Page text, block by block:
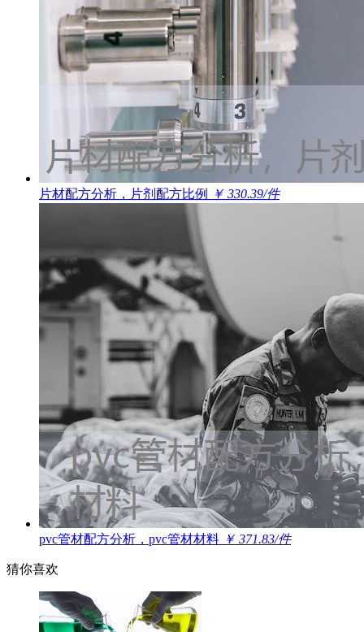
片材配方分析，片剂配方比例 ￥ 330.39/件
pvc管材配方分析，pvc管材材料 ￥ 371.83/件
猜你喜欢